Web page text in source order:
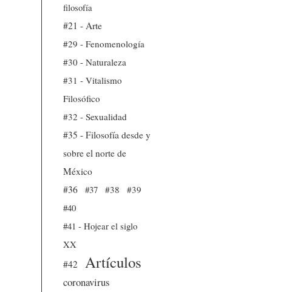
filosofía
#21 - Arte
#29 - Fenomenología
#30 - Naturaleza
#31 - Vitalismo
Filosófico
#32 - Sexualidad
#35 - Filosofía desde y
sobre el norte de
México
#36
#37 #38
#39
#40
#41 - Hojear el siglo
XX
#42
Artículos
coronavirus